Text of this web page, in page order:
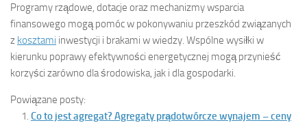
Programy rządowe, dotacje oraz mechanizmy wsparcia
finansowego mogą pomóc w pokonywaniu przeszkód związanych
z kosztami inwestycji i brakami w wiedzy. Wspólne wysiłki w
kierunku poprawy efektywności energetycznej mogą przynieść
korzyści zarówno dla środowiska, jak i dla gospodarki.
Powiązane posty:
Co to jest agregat? Agregaty prądotwórcze wynajem – ceny